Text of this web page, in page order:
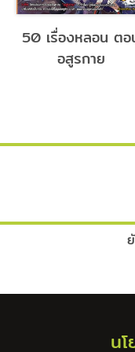
50 เรื่องหลอน ตอ
อสูรกาย
น